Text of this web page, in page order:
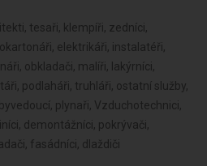
tesaři, klempíři, zedníci,
elektrikáři, instalatéři,
obkladači, malíři, lakýrníci,
podlaháři, truhláři, ostatní služby,
plynaři, Vzduchotechnici,
demontážníci, pokrývači,
fasádníci, dlaždiči